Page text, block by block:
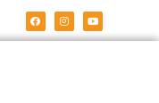
F
a
c
e
I
n
s
t
Y
o
u
t